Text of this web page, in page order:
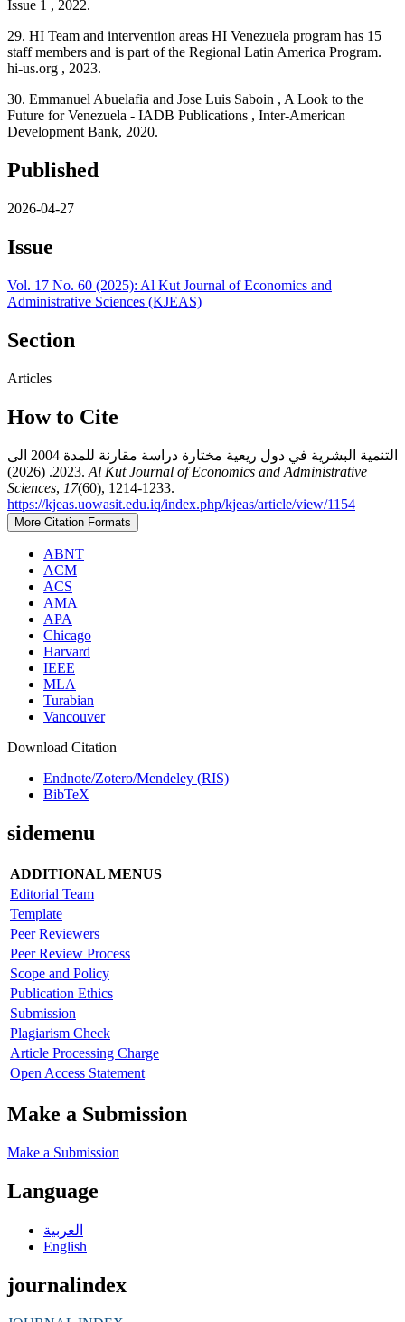
Issue 1 , 2022.
29. HI Team and intervention areas HI Venezuela program has 15
staff members and is part of the Regional Latin America Program.
hi-us.org , 2023.
30. Emmanuel Abuelafia and Jose Luis Saboin , A Look to the
Future for Venezuela - IADB Publications , Inter-American
Development Bank, 2020.
Published
2026-04-27
Issue
Vol. 17 No. 60 (2025): Al Kut Journal of Economics and
Administrative Sciences (KJEAS)
Section
Articles
How to Cite
التنمية البشرية في دول ريعية مختارة دراسة مقارنة للمدة 2004 الى
2023. (2026).Al Kut Journal of Economics and Administrative
Sciences, 17(60), 1214-1233.
https://kjeas.uowasit.edu.iq/index.php/kjeas/article/view/1154
More Citation Formats
ABNT
ACM
ACS
AMA
APA
Chicago
Harvard
IEEE
MLA
Turabian
Vancouver
Download Citation
Endnote/Zotero/Mendeley (RIS)
BibTeX
sidemenu
ADDITIONAL MENUS
Editorial Team
Template
Peer Reviewers
Peer Review Process
Scope and Policy
Publication Ethics
Submission
Plagiarism Check
Article Processing Charge
Open Access Statement
Make a Submission
Make a Submission
Language
العربية
English
journalindex